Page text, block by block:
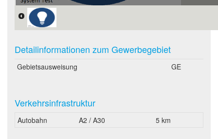
Detailinformationen zum Gewerbegebiet
Gebietsausweisung GE
Verkehrsinfrastruktur
Autobahn A2 / A30 5 km